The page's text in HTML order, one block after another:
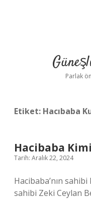
Parlak
Etiket: Hacıbaba
Hacibaba
Tarih: Aralık 22, 2024
Hacibaba’nın
sahibi Zeki Ceylan